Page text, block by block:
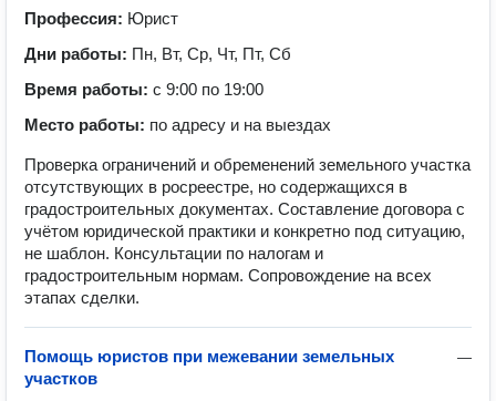
Профессия: Юрист
Дни работы: Пн, Вт, Ср, Чт, Пт, Сб
Время работы: с 9:00 по 19:00
Место работы: по адресу и на выездах
Проверка ограничений и обременений земельного участка
отсутствующих в росреестре, но содержащихся в
градостроительных документах. Составление договора с
учётом юридической практики и конкретно под ситуацию,
не шаблон. Консультации по налогам и
градостроительным нормам. Сопровождение на всех
этапах сделки.
—
Помощь юристов при межевании земельных
участков